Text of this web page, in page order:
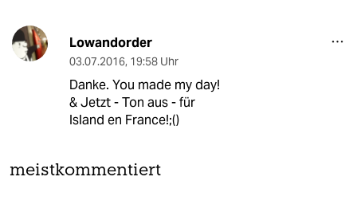
Lowandorder
03.07.2016, 19:58 Uhr
Danke. You made my day!
& Jetzt - Ton aus - für
Island en France!;()
meistkommentiert